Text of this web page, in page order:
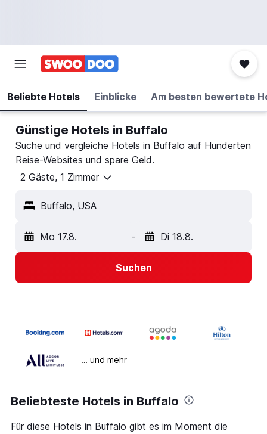
Beliebte Hotels Einblicke Am besten bewertete
Günstige Hotels in Buffalo
Suche und vergleiche Hotels in Buffalo auf Hunderten
Reise-Websites und spare Geld.
2 Gäste, 1 Zimmer
Buffalo, USA
Mo 17.8. - Di 18.8.
Suchen
… und mehr
Beliebteste Hotels in Buffalo
Für diese Hotels in Buffalo gibt es im Moment die